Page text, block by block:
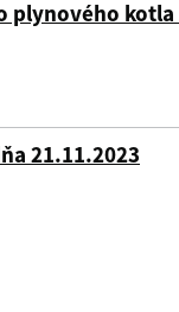
plynového
21.11.2023